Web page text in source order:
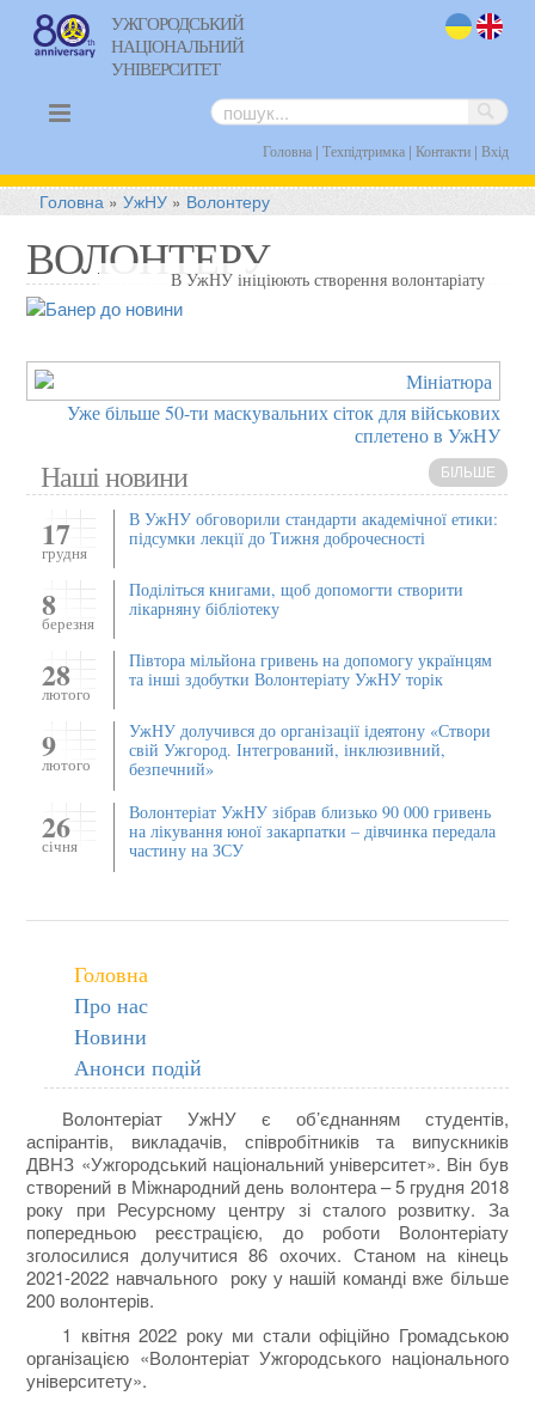
УЖГОРОДСЬКИЙ
НАЦІОНАЛЬНИЙ
УНІВЕРСИТЕТ
Головна| Техпідтримка| Контакти| Вхід
Головна »УжНУ » Волонтеру
ВОЛОНТЕРУВ УжНУ ініціюють створення волонтаріату
Уже більше 50-ти маскувальних сіток для військових
сплетено в УжНУ
Наші новини БІЛЬШЕ
17
грудня
В УжНУ обговорили стандарти академічної етики:
підсумки лекції до Тижня доброчесності
8
березня
Поділіться книгами, щоб допомогти створити
лікарняну бібліотеку
28
лютого
Півтора мільйона гривень на допомогу українцям
та інші здобутки Волонтеріату УжНУ торік
9
лютого
УжНУ долучився до організації ідеятону «Створи
свій Ужгород. Інтегрований, інклюзивний,
безпечний»
26
січня
Волонтеріат УжНУ зібрав близько 90 000 гривень
на лікування юної закарпатки – дівчинка передала
частину на ЗСУ
Головна
Про нас
Новини
Анонси подій
Волонтеріат УжНУ є об’єднанням студентів,
аспірантів, викладачів, співробітників та випускників
ДВНЗ «Ужгородський національний університет». Він був
створений в Міжнародний день волонтера – 5 грудня 2018
року при Ресурсному центру зі сталого розвитку. За
попередньою реєстрацією, до роботи Волонтеріату
зголосилися долучитися 86 охочих. Станом на кінець
2021-2022 навчального року у нашій команді вже більше
200 волонтерів.
1 квітня 2022 року ми стали офіційно Громадською
організацією «Волонтеріат Ужгородського національного
університету».